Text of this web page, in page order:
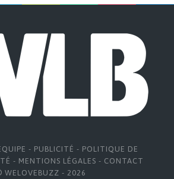
- PUBLICITÉ - POLITIQUE DE
- MENTIONS LÉGALES - CONTACT
WELOVEBUZZ - 2026